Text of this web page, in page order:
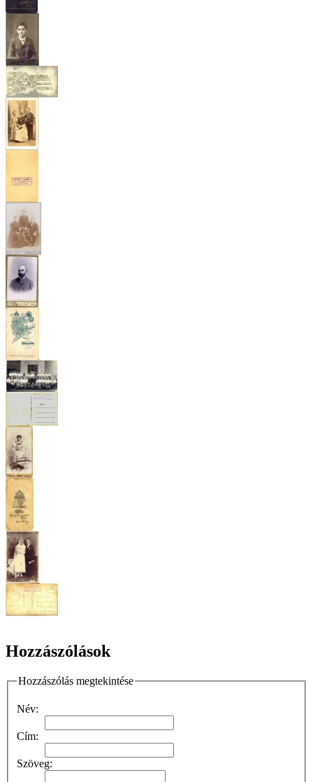
Hozzászólások
Hozzászólás megtekintése
Név:
Cím:
Szöveg: